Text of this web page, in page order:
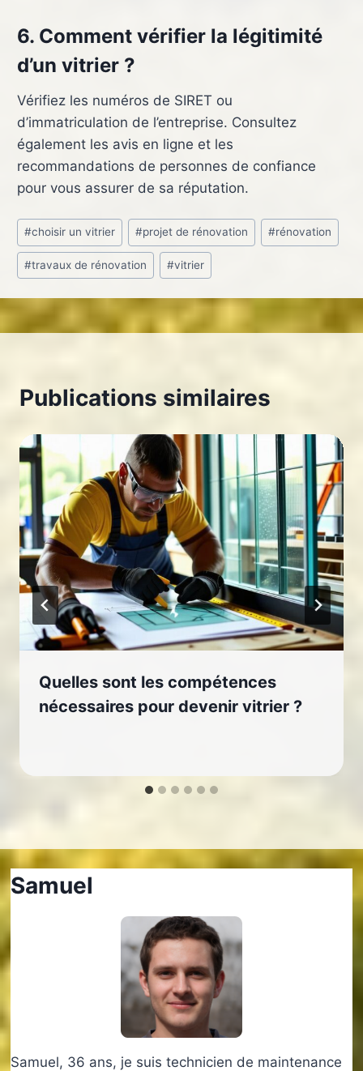
6. Comment vérifier la légitimité
d’un vitrier ?
Vérifiez les numéros de SIRET ou
d’immatriculation de l’entreprise. Consultez
également les avis en ligne et les
recommandations de personnes de confiance
pour vous assurer de sa réputation.
Étiquettes
de
la
#choisir un vitrier #projet de rénovation #rénovation
#travaux de rénovation #vitrier
Publications similaires
Quelles sont les compétences
nécessaires pour devenir vitrier ?
Samuel
Samuel, 36 ans, je suis technicien de maintenance